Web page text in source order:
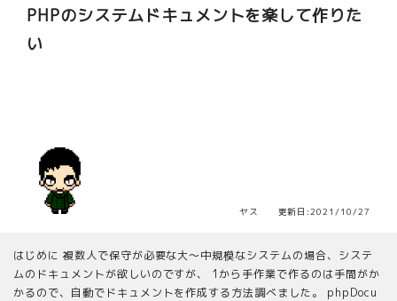
PHPのシステムドキュメントを楽して作りた
い
ヤス 更新日:2021/10/27
はじめに 複数人で保守が必要な大～中規模なシステムの場合、システ
ムのドキュメントが欲しいのですが、 1から手作業で作るのは手間がか
かるので、自動でドキュメントを作成する方法調べました。 phpDocu